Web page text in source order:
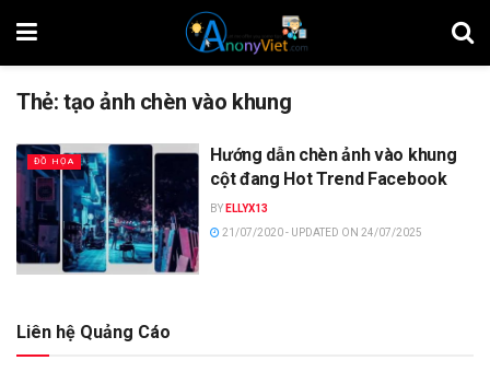
Thẻ:tạo ảnh chèn vào khung
ĐỒ HỌA
Hướng dẫn chèn ảnh vào khung
cột đang Hot Trend Facebook
BY ELLYX13
21/07/2020 - UPDATED ON 24/07/2025
Liên hệ Quảng Cáo